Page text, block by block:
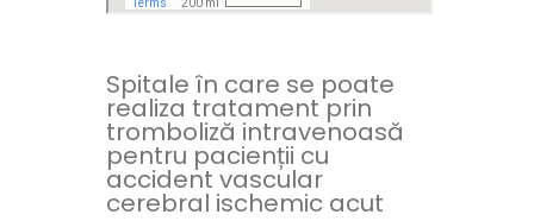
Spitale în care se poate
realiza tratament prin
tromboliză intravenoasă
pentru pacienții cu
accident vascular
cerebral ischemic acut